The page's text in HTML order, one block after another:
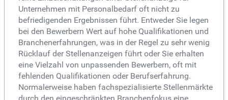
Unternehmen mit Personalbedarf oft nicht zu
befriedigenden Ergebnissen führt. Entweder Sie legen
bei den Bewerbern Wert auf hohe Qualifikationen und
Branchenerfahrungen, was in der Regel zu sehr wenig
Rücklauf der Stellenanzeigen führt oder Sie erhalten
eine Vielzahl von unpassenden Bewerbern, oft mit
fehlenden Qualifikationen oder Berufserfahrung.
Normalerweise haben fachspezialisierte Stellenmärkte